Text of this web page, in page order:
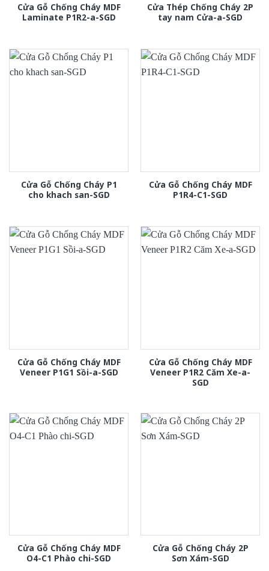
Cửa Gỗ Chống Cháy MDF
Laminate P1R2-a-SGD
Cửa Thép Chống Cháy 2P
tay nam Cửa-a-SGD
Cửa Gỗ Chống Cháy P1
cho khach san-SGD
Cửa Gỗ Chống Cháy MDF
P1R4-C1-SGD
Cửa Gỗ Chống Cháy MDF
Veneer P1G1 Sồi-a-SGD
Cửa Gỗ Chống Cháy MDF
Veneer P1R2 Căm Xe-a-
SGD
Cửa Gỗ Chống Cháy MDF
O4-C1 Phào chi-SGD
Cửa Gỗ Chống Cháy 2P
Sơn Xám-SGD